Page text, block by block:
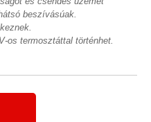
beszívásúak.
os termosztáttal történhet.